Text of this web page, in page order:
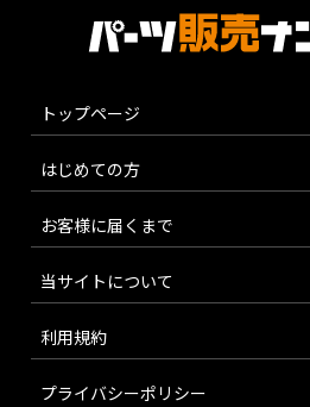
トップページ
はじめての方
お客様に届くまで
当サイトについて
利用規約
プライバシーポリシー